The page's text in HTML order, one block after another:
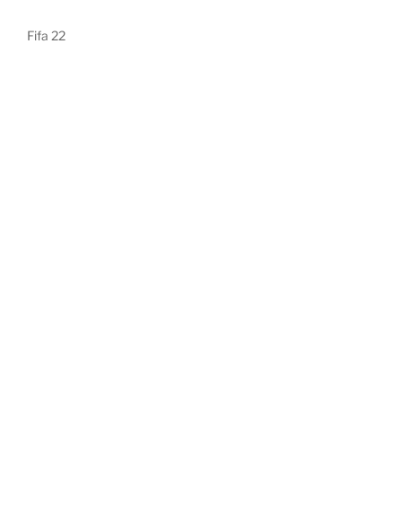
Fifa 22